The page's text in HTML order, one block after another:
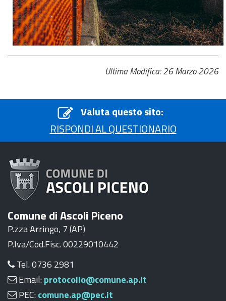
Ultima Modifica: 26 Marzo 2026
Valuta questo sito:
RISPONDI AL QUESTIONARIO
Comune di Ascoli Piceno
P.zza Arringo, 7 (AP)
P.Iva/Cod.Fisc. 00229010442
Tel. 0736 2981
Email: protocollo@comune.ap.it
PEC: comune.ap@pec.it